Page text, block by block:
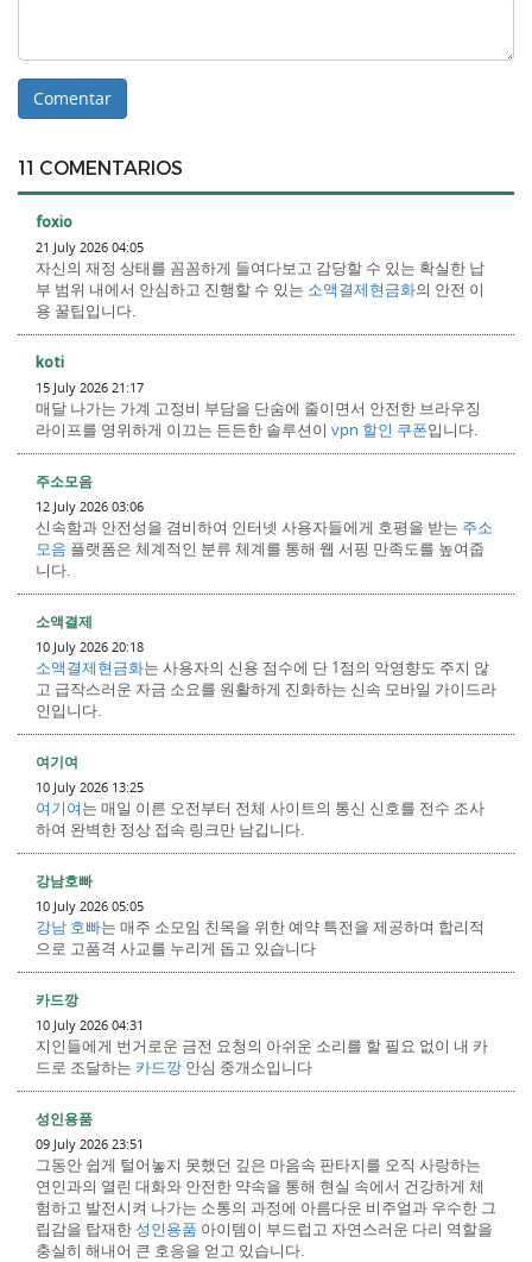
11 COMENTARIOS
foxio
21 July 2026 04:05
자신의 재정 상태를 꼼꼼하게 들여다보고 감당할 수 있는 확실한 납
부 범위 내에서 안심하고 진행할 수 있는 소액결제현금화의 안전 이
용 꿀팁입니다.
koti
15 July 2026 21:17
매달 나가는 가계 고정비 부담을 단숨에 줄이면서 안전한 브라우징
라이프를 영위하게 이끄는 든든한 솔루션이 vpn 할인 쿠폰입니다.
주소모음
12 July 2026 03:06
신속함과 안전성을 겸비하여 인터넷 사용자들에게 호평을 받는 주소
모음 플랫폼은 체계적인 분류 체계를 통해 웹 서핑 만족도를 높여줍
니다.
소액결제
10 July 2026 20:18
소액결제현금화는 사용자의 신용 점수에 단 1점의 악영향도 주지 않
고 급작스러운 자금 소요를 원활하게 진화하는 신속 모바일 가이드라
인입니다.
여기여
10 July 2026 13:25
여기여는 매일 이른 오전부터 전체 사이트의 통신 신호를 전수 조사
하여 완벽한 정상 접속 링크만 남깁니다.
강남호빠
10 July 2026 05:05
강남 호빠는 매주 소모임 친목을 위한 예약 특전을 제공하며 합리적
으로 고품격 사교를 누리게 돕고 있습니다
카드깡
10 July 2026 04:31
지인들에게 번거로운 금전 요청의 아쉬운 소리를 할 필요 없이 내 카
드로 조달하는 카드깡 안심 중개소입니다
성인용품
09 July 2026 23:51
그동안 쉽게 털어놓지 못했던 깊은 마음속 판타지를 오직 사랑하는
연인과의 열린 대화와 안전한 약속을 통해 현실 속에서 건강하게 체
험하고 발전시켜 나가는 소통의 과정에 아름다운 비주얼과 우수한 그
립감을 탑재한 성인용품 아이템이 부드럽고 자연스러운 다리 역할을
충실히 해내어 큰 호응을 얻고 있습니다.